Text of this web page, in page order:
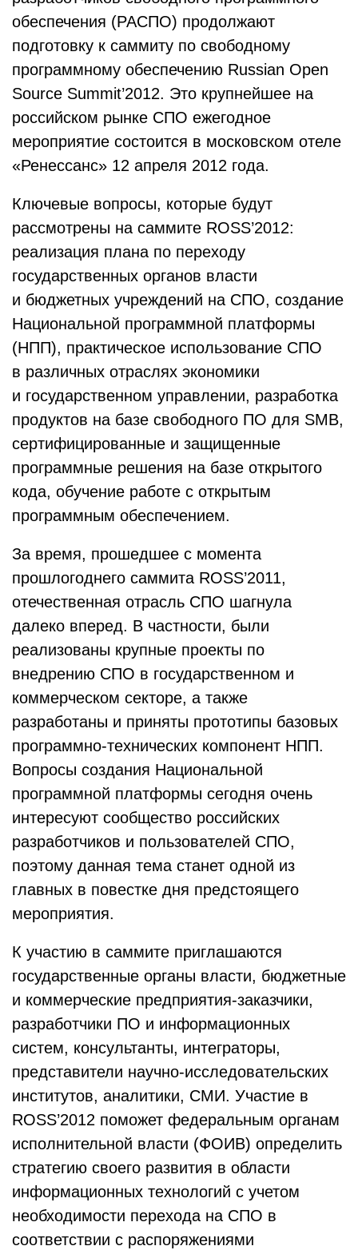
обеспечения (РАСПО) продолжают
подготовку к саммиту по свободному
программному обеспечению Russian Open
Source Summit’2012. Это крупнейшее на
российском рынке СПО ежегодное
мероприятие состоится в московском отеле
«Ренессанс» 12 апреля 2012 года.
Ключевые вопросы, которые будут
рассмотрены на саммите ROSS’2012:
реализация плана по переходу
государственных органов власти
и бюджетных учреждений на СПО, создание
Национальной программной платформы
(НПП), практическое использование СПО
в различных отраслях экономики
и государственном управлении, разработка
продуктов на базе свободного ПО для SMB,
сертифицированные и защищенные
программные решения на базе открытого
кода, обучение работе с открытым
программным обеспечением.
За время, прошедшее с момента
прошлогоднего саммита ROSS’2011,
отечественная отрасль СПО шагнула
далеко вперед. В частности, были
реализованы крупные проекты по
внедрению СПО в государственном и
коммерческом секторе, а также
разработаны и приняты прототипы базовых
программно-технических компонент НПП.
Вопросы создания Национальной
программной платформы сегодня очень
интересуют сообщество российских
разработчиков и пользователей СПО,
поэтому данная тема станет одной из
главных в повестке дня предстоящего
мероприятия.
К участию в саммите приглашаются
государственные органы власти, бюджетные
и коммерческие предприятия-заказчики,
разработчики ПО и информационных
систем, консультанты, интеграторы,
представители научно-исследовательских
институтов, аналитики, СМИ. Участие в
ROSS’2012 поможет федеральным органам
исполнительной власти (ФОИВ) определить
стратегию своего развития в области
информационных технологий с учетом
необходимости перехода на СПО в
соответствии с распоряжениями